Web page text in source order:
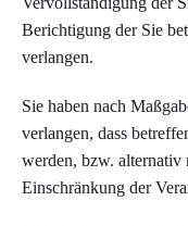
Berichtigung der Sie
verlangen.
Sie haben nach
verlangen, dass
werden, bzw.
Einschränkung der